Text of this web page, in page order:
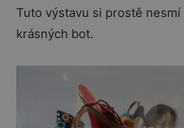
Tuto výstavu si prostě
krásných bot.